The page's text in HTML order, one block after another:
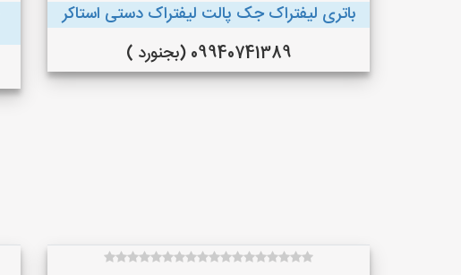
باتری لیفتراک جک پالت لیفتراک دستی استاکر
09940741389 (بجنورد )